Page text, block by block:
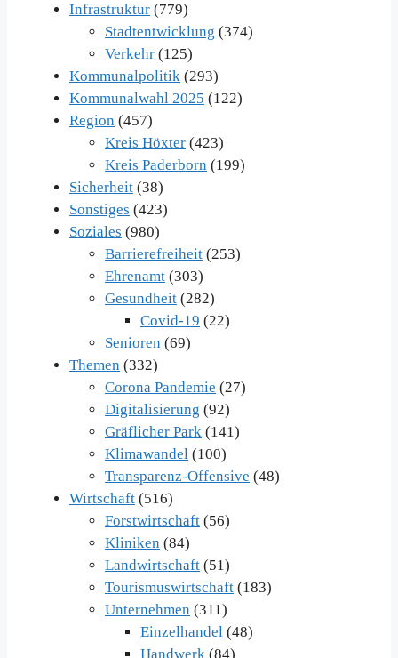
Infrastruktur (779)
Stadtentwicklung (374)
Verkehr (125)
Kommunalpolitik (293)
Kommunalwahl 2025 (122)
Region (457)
Kreis Höxter (423)
Kreis Paderborn (199)
Sicherheit (38)
Sonstiges (423)
Soziales (980)
Barrierefreiheit (253)
Ehrenamt (303)
Gesundheit (282)
Covid-19 (22)
Senioren (69)
Themen (332)
Corona Pandemie (27)
Digitalisierung (92)
Gräflicher Park (141)
Klimawandel (100)
Transparenz-Offensive (48)
Wirtschaft (516)
Forstwirtschaft (56)
Kliniken (84)
Landwirtschaft (51)
Tourismuswirtschaft (183)
Unternehmen (311)
Einzelhandel (48)
Handwerk (84)